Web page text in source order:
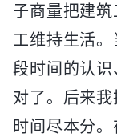
子商量把建
工维持生活
段时间的认
对了。后来
时间尽本分